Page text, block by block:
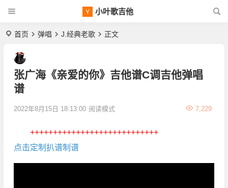
小叶歌吉他
首页 弹唱 J.经典老歌 正文
张广海《亲爱的你》吉他谱C调吉他弹唱
谱
2022年8月15日 18:13:00 7,229
阅读模式
++++++++++++++++++++++++++++
点击定制扒谱制谱